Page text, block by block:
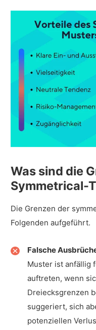
Was sind die
Symmetrical-
Die Grenzen der
Folgenden aufgeführt.
Falsche
Muster ist anfällig
auftreten, wenn
Dreiecksgrenzen
suggeriert, sich
potenziellen